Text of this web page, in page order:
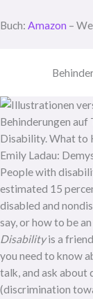
Buch: Amazon –
Emily Ladau:
People with
estimated 15
disabled and
say, or how to be
Disabilityis a
you need to know
talk, and ask about
(discrimination